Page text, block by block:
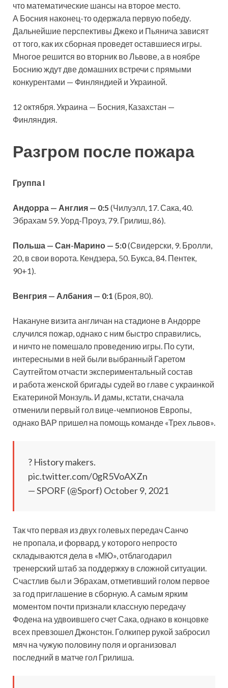
что математические шансы на второе место.
А Босния наконец-то одержала первую победу.
Дальнейшие перспективы Джеко и Пьянича зависят
от того, как их сборная проведет оставшиеся игры.
Многое решится во вторник во Львове, а в ноябре
Боснию ждут две домашних встречи с прямыми
конкурентами — Финляндией и Украиной.
12 октября. Украина — Босния, Казахстан —
Финляндия.
Разгром после пожара
Группа I
Андорра — Англия — 0:5 (Чилуэлл, 17. Сака, 40.
Эбрахам 59. Уорд-Проуз, 79. Грилиш, 86).
Польша — Сан-Марино — 5:0(Свидерски, 9. Бролли,
20, в свои ворота. Кендзера, 50. Букса, 84. Пентек,
90+1).
Венгрия — Албания — 0:1 (Броя, 80).
Накануне визита англичан на стадионе в Андорре
случился пожар, однако с ним быстро справились,
и ничто не помешало проведению игры. По сути,
интересными в ней были выбранный Гаретом
Саутгейтом отчасти экспериментальный состав
и работа женской бригады судей во главе с украинкой
Екатериной Монзуль. И дамы, кстати, сначала
отменили первый гол вице-чемпионов Европы,
однако ВАР пришел на помощь команде «Трех львов».
? History makers.
pic.twitter.com/0gR5VoAXZn
— SPORF (@Sporf) October 9, 2021
Так что первая из двух голевых передач Санчо
не пропала, и форвард, у которого непросто
складываются дела в «МЮ», отблагодарил
тренерский штаб за поддержку в сложной ситуации.
Счастлив был и Эбрахам, отметивший голом первое
за год приглашение в сборную. А самым ярким
моментом почти признали классную передачу
Фодена на удвоившего счет Сака, однако в концовке
всех превзошел Джонстон. Голкипер рукой забросил
мяч на чужую половину поля и организовал
последний в матче гол Грилиша.